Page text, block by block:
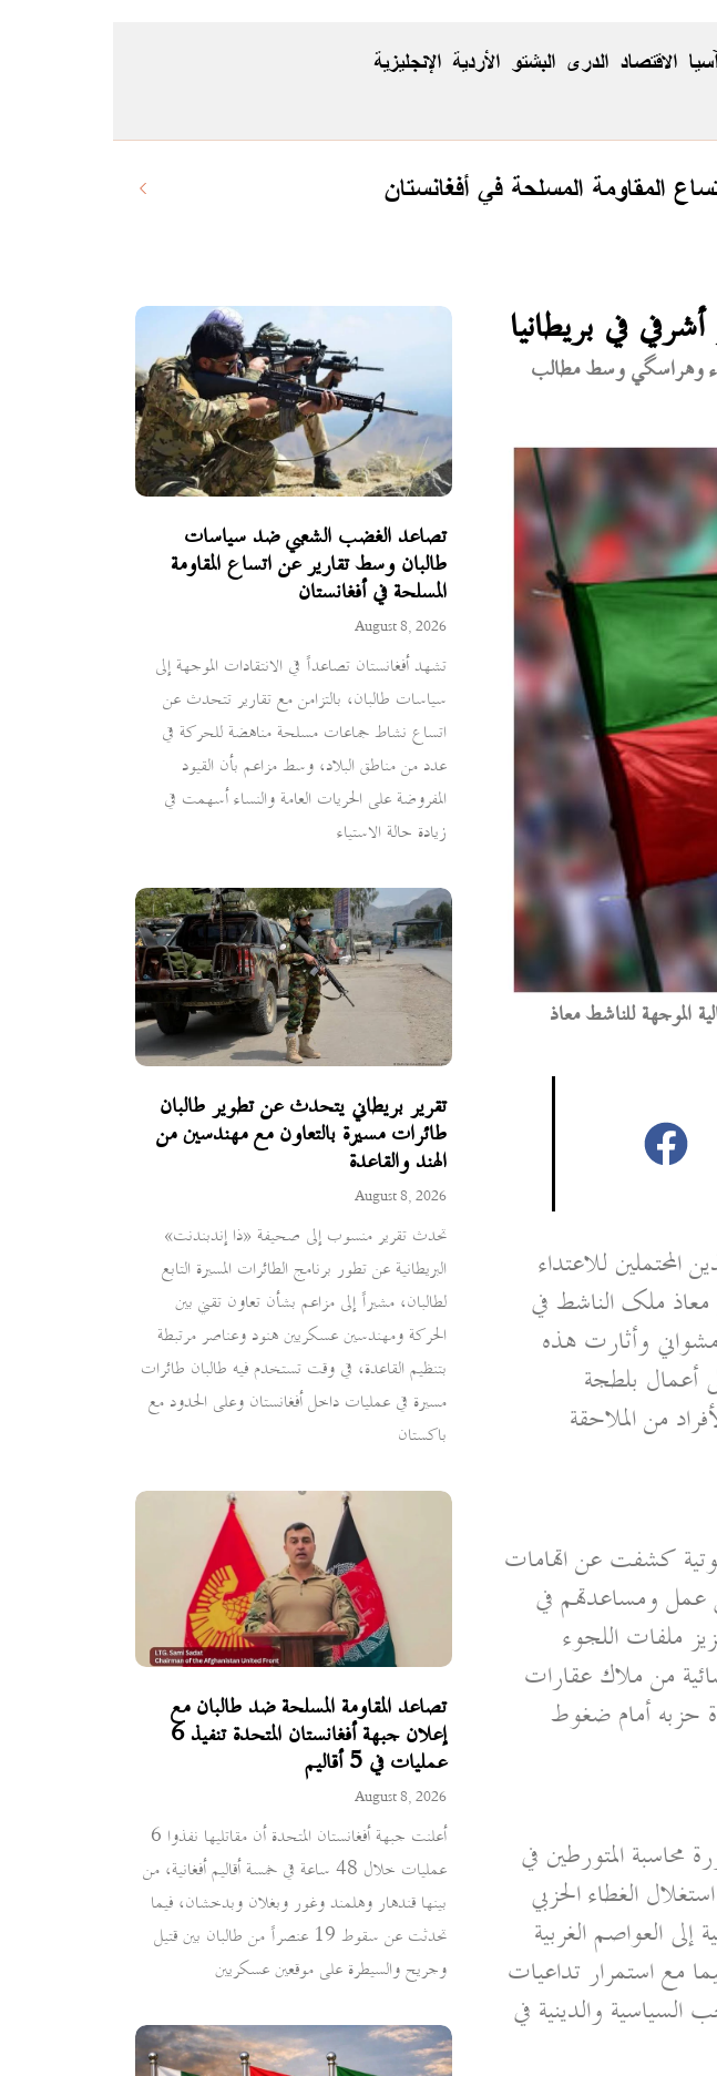
الاقتصاد الإنجليزية الأردية البشتو الدری
المقاومة المسلحة في أفغانستان
تصاعد الغضب الشعبي ضد سياسات
طالبان وسط تقارير عن اتساع المقاومة
المسلحة في أفغانستان
August 8, 2026
تشهد أفغانستان تصاعداً في الانتقادات الموجهة إلى
سياسات طالبان، بالتزامن مع تقارير تتحدث عن
اتساع نشاط جماعات مسلحة مناهضة للحركة في
عدد من مناطق البلاد، وسط مزاعم بأن القيود
المفروضة على الحريات العامة والنساء أسهمت في
زيادة حالة الاستياء
تقرير بريطاني يتحدث عن تطوير طالبان
طائرات مسيرة بالتعاون مع مهندسين من
الهند والقاعدة
August 8, 2026
تحدث تقرير منسوب إلى صحيفة «ذا إندبندنت»
البريطانية عن تطور برنامج الطائرات المسيرة التابع
لطالبان، مشيراً إلى مزاعم بشأن تعاون تقني بين
الحركة ومهندسين عسكريين هنود وعناصر مرتبطة
بتنظيم القاعدة، في وقت تستخدم فيه طالبان طائرات
مسيرة في عمليات داخل أفغانستان وعلى الحدود مع
باكستان
تصاعد المقاومة المسلحة ضد طالبان مع
إعلان جبهة أفغانستان المتحدة تنفيذ 6
عمليات في 5 أقاليم
August 8, 2026
أعلنت جبهة أفغانستان المتحدة أن مقاتليها نفذوا 6
عمليات خلال 48 ساعة في خمسة أقاليم أفغانية، من
بينها قندهار وهلمند وغور وبغلان وبدخشان، فيما
تحدثت عن سقوط 19 عنصراً من طالبان بين قتيل
وجريح والسيطرة على موقعين عسكريين
في بريطانيا
وهراسگي وسط مطالب
الموجهة للناشط معاذ
للاعتداء
ملک الناشط في
وأثارت هذه
أعمال بلطجة
من الملاحقة
كشفت عن اتهامات
عمل ومساعدتهم في
ملفات اللجوء
من ملاك عقارات
حزبه أمام ضغوط
محاسبة المتورطين في
الغطاء الحزبي
العواصم الغربية
مع استمرار تداعيات
السياسية والدينية في